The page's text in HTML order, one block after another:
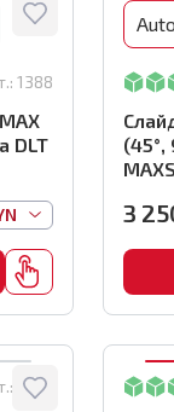
1388
DLT
Auto
(45°,
3
0772